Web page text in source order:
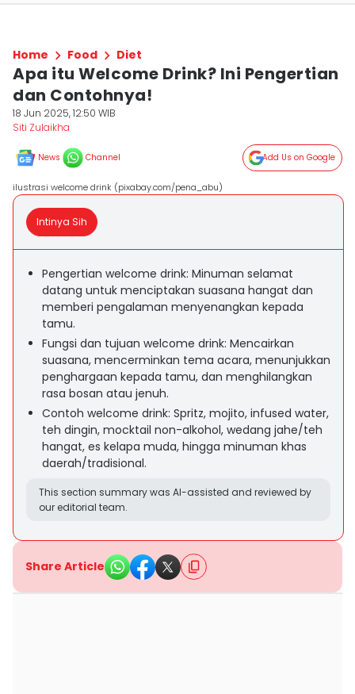
Home Food Diet
Apa itu Welcome Drink? Ini Pengertian
dan Contohnya!
18 Jun 2025, 12:50 WIB
Siti Zulaikha
News Channel Add Us on Google
ilustrasi welcome drink (pixabay.com/pena_abu)
Intinya Sih
Pengertian welcome drink: Minuman selamat
datang untuk menciptakan suasana hangat dan
memberi pengalaman menyenangkan kepada
tamu.
Fungsi dan tujuan welcome drink: Mencairkan
suasana, mencerminkan tema acara, menunjukkan
penghargaan kepada tamu, dan menghilangkan
rasa bosan atau jenuh.
Contoh welcome drink: Spritz, mojito, infused water,
teh dingin, mocktail non-alkohol, wedang jahe/teh
hangat, es kelapa muda, hingga minuman khas
daerah/tradisional.
This section summary was AI-assisted and reviewed by
our editorial team.
Share Article